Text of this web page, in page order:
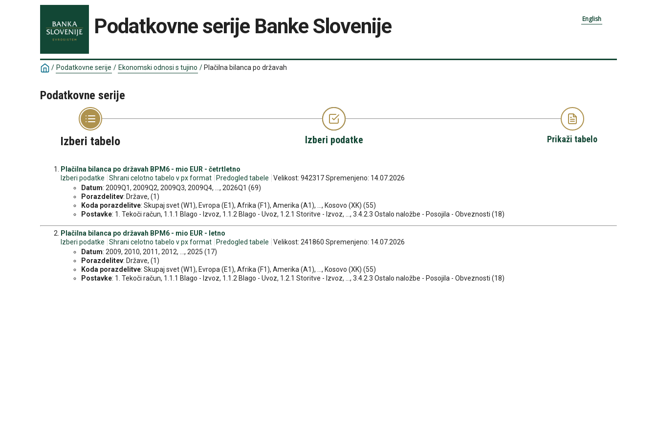
Podatkovne serije Banke Slovenije English
/ Podatkovne serije / Ekonomski odnosi s tujino / Plačilna bilanca po državah
Podatkovne serije
Izberi tabelo Izberi podatke Prikaži tabelo
Plačilna bilanca po državah BPM6 - mio EUR - četrtletno
Izberi podatke
Shrani celotno tabelo v px format Predogled tabele
Velikost: 942317 Spremenjeno: 14.07.2026
Datum: 2009Q1, 2009Q2, 2009Q3, 2009Q4, ..., 2026Q1 (69)
Porazdelitev: Države, (1)
Koda porazdelitve: Skupaj svet (W1), Evropa (E1), Afrika (F1), Amerika (A1), ..., Kosovo (XK) (55)
Postavke: 1. Tekoči račun, 1.1.1 Blago - Izvoz, 1.1.2 Blago - Uvoz, 1.2.1 Storitve - Izvoz, ..., 3.4.2.3 Ostalo naložbe - Posojila - Obveznosti (18)
Plačilna bilanca po državah BPM6 - mio EUR - letno
Izberi podatke
Shrani celotno tabelo v px format Predogled tabele
Velikost: 241860 Spremenjeno: 14.07.2026
Datum: 2009, 2010, 2011, 2012, ..., 2025 (17)
Porazdelitev: Države, (1)
Koda porazdelitve: Skupaj svet (W1), Evropa (E1), Afrika (F1), Amerika (A1), ..., Kosovo (XK) (55)
Postavke: 1. Tekoči račun, 1.1.1 Blago - Izvoz, 1.1.2 Blago - Uvoz, 1.2.1 Storitve - Izvoz, ..., 3.4.2.3 Ostalo naložbe - Posojila - Obveznosti (18)